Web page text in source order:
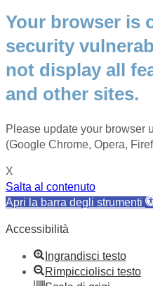
Your browser is
security
not display all
and other sites.
Please update your browser
(Google Chrome, Opera,
X
Salta al contenuto
Apri la barra degli strumenti
Accessibilità
Ingrandisci testo
Rimpicciolisci testo